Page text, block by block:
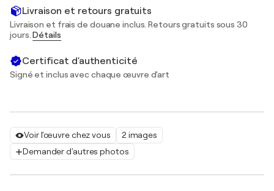
Voir l'œuvre chez vous
2 images
Demander d'autres photos
Livraison et retours gratuits
Livraison et frais de douane inclus. Retours gratuits sous 30
jours.Détails
Certificat d'authenticité
Signé et inclus avec chaque œuvre d'art